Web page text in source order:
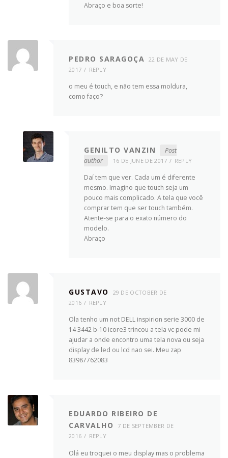
Abraço e boa sorte!
PEDRO SARAGOÇA
22 DE MAY DE
2017
REPLY
o meu é touch, e não tem essa moldura,
como faço?
GENILTO VANZIN
Post
author
16 DE JUNE DE 2017 REPLY
Daí tem que ver. Cada um é diferente
mesmo. Imagino que touch seja um
pouco mais complicado. A tela que você
comprar tem que ser touch também.
Atente-se para o exato número do
modelo.
Abraço
GUSTAVO
29 DE OCTOBER DE
2016
REPLY
Ola tenho um not DELL inspirion serie 3000 de
14 3442 b-10 icore3 trincou a tela vc pode mi
ajudar a onde encontro uma tela nova ou seja
display de led ou lcd nao sei. Meu zap
83987762083
EDUARDO RIBEIRO DE
CARVALHO
7 DE SEPTEMBER DE
2016
REPLY
Olá eu troquei o meu display mas o problema